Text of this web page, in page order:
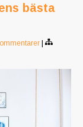
bästa
|